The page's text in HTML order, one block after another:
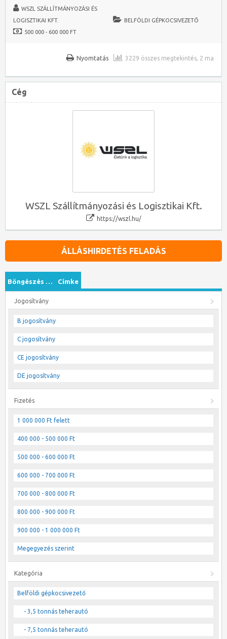
WSZL SZÁLLÍTMÁNYOZÁSI ÉS
LOGISZTIKAI KFT.
BELFÖLDI GÉPKOCSIVEZETŐ
500 000 - 600 000 FT
3229 összes megtekintés, 2 ma
Nyomtatás
Cég
WSZL Szállítmányozási és Logisztikai Kft.
https://wszl.hu/
ÁLLÁSHIRDETÉS FELADÁS
Böngészés … Címke
Jogosítvány
B jogosítvány
C jogosítvány
CE jogosítvány
DE jogosítvány
Fizetés
1 000 000 Ft felett
400 000 - 500 000 Ft
500 000 - 600 000 Ft
600 000 - 700 000 Ft
700 000 - 800 000 Ft
800 000 - 900 000 Ft
900 000 - 1 000 000 Ft
Megegyezés szerint
Kategória
Belföldi gépkocsivezető
- 3,5 tonnás teherautó
- 7,5 tonnás teherautó